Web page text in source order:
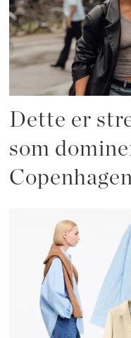
Dette er
som